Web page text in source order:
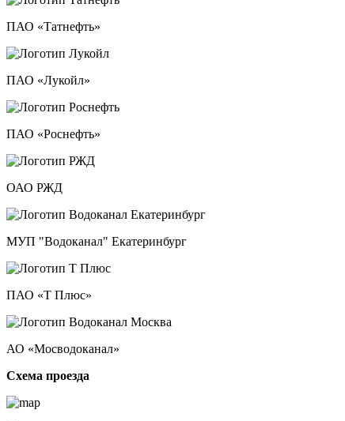
ПАО «Татнефть»
ПАО «Лукойл»
ПАО «Роснефть»
ОАО РЖД
МУП "Водоканал" Екатеринбург
ПАО «Т Плюс»
АО «Мосводоканал»
Схема проезда